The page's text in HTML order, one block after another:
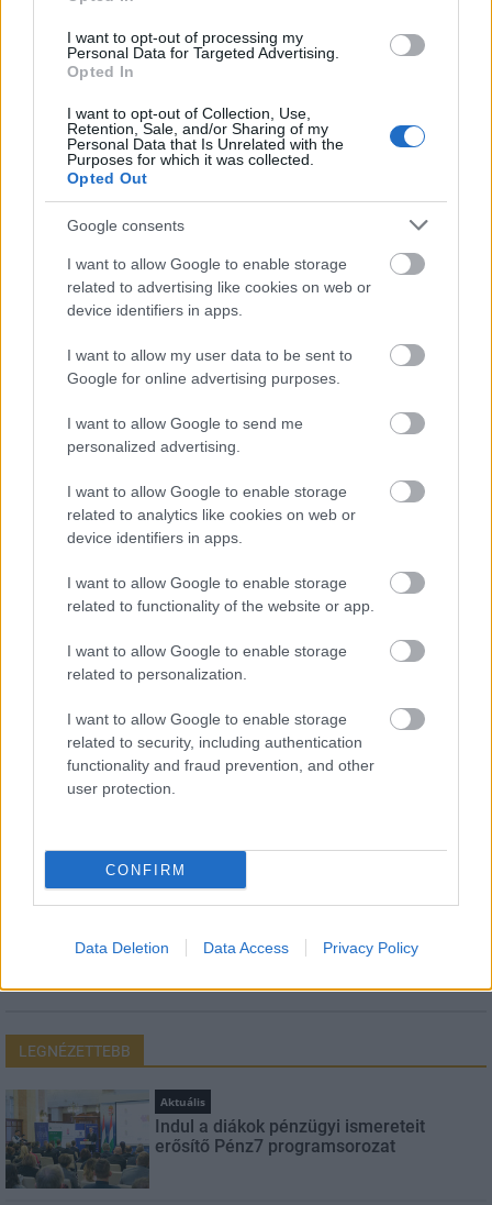
I want to opt-out of processing my
Personal Data for Targeted Advertising.
Opted In
I want to opt-out of Collection, Use,
Retention, Sale, and/or Sharing of my
Personal Data that Is Unrelated with the
Purposes for which it was collected.
Opted Out
Google consents
I want to allow Google to enable storage
related to advertising like cookies on web or
device identifiers in apps.
I want to allow my user data to be sent to
Google for online advertising purposes.
I want to allow Google to send me
personalized advertising.
I want to allow Google to enable storage
related to analytics like cookies on web or
device identifiers in apps.
I want to allow Google to enable storage
related to functionality of the website or app.
I want to allow Google to enable storage
related to personalization.
I want to allow Google to enable storage
related to security, including authentication
functionality and fraud prevention, and other
user protection.
CONFIRM
Data Deletion Data Access Privacy Policy
megújul a tatai Angolkert
A projekt részeként megújulnak a területen található
műemlékek, köztük a különleges Műromok, valamint a közeli
M1 bővítés: már zajlik a teljesen új
Bicske Kelet csomópont építése
Új gyalogosátkelők és jelzőlámpás
csomópont épül Angyalföldön
Másfélszeresére bővítik
Hódmezővásárhely jó hírű református
iskoláját
Látványos építési szakasz indult be a
Flórián téri felüljárón
HÍRLEVÉL
Feliratkozom a hírlevélre és elfogadom az
szabályzatot!
FELIRATKOZÁS
LEGNÉZETTEBB
Aktuális
Indul a diákok pénzügyi ismereteit
erősítő Pénz7 programsorozat